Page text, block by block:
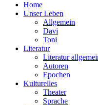
Home
Unser Leben
Allgemein
Davi
Toni
Literatur
Literatur
Autoren
Epochen
Kulturelles
Theater
Sprache